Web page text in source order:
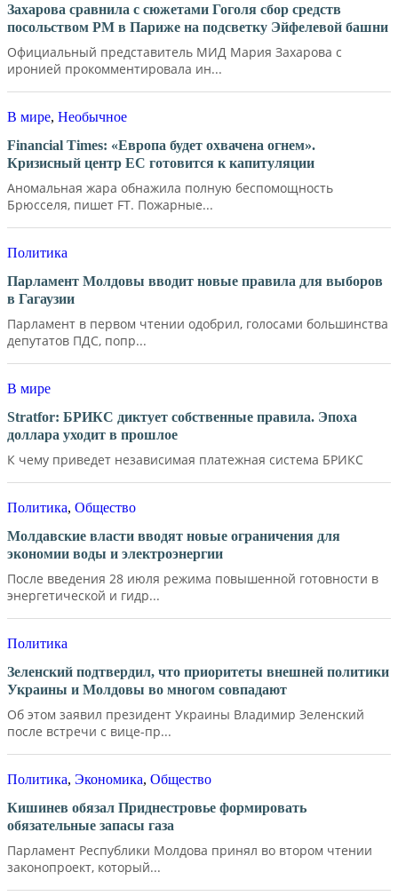
Захарова сравнила с сюжетами Гоголя сбор средств
посольством РМ в Париже на подсветку Эйфелевой башни
Официальный представитель МИД Мария Захарова с
иронией прокомментировала ин...
В мире, Необычное
Financial Times: «Европа будет охвачена огнем».
Кризисный центр ЕС готовится к капитуляции
Аномальная жара обнажила полную беспомощность
Брюсселя, пишет FT. Пожарные...
Политика
Парламент Молдовы вводит новые правила для выборов
в Гагаузии
Парламент в первом чтении одобрил, голосами большинства
депутатов ПДС, попр...
В мире
Stratfor: БРИКС диктует собственные правила. Эпоха
доллара уходит в прошлое
К чему приведет независимая платежная система БРИКС
Политика, Общество
Молдавские власти вводят новые ограничения для
экономии воды и электроэнергии
После введения 28 июля режима повышенной готовности в
энергетической и гидр...
Политика
Зеленский подтвердил, что приоритеты внешней политики
Украины и Молдовы во многом совпадают
Об этом заявил президент Украины Владимир Зеленский
после встречи с вице-пр...
Политика, Экономика, Общество
Кишинев обязал Приднестровье формировать
обязательные запасы газа
Парламент Республики Молдова принял во втором чтении
законопроект, который...